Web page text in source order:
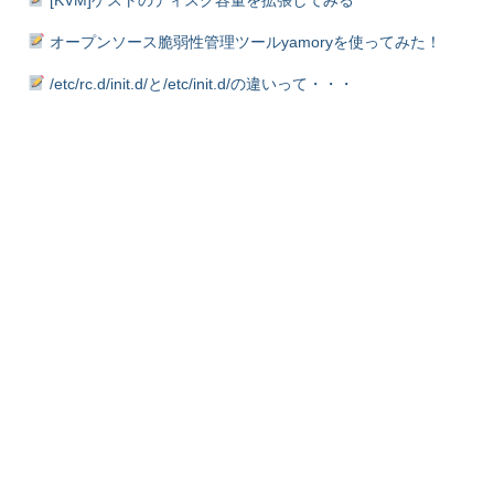
オープンソース脆弱性管理ツールyamoryを使ってみた！
/etc/rc.d/init.d/と/etc/init.d/の違いって・・・